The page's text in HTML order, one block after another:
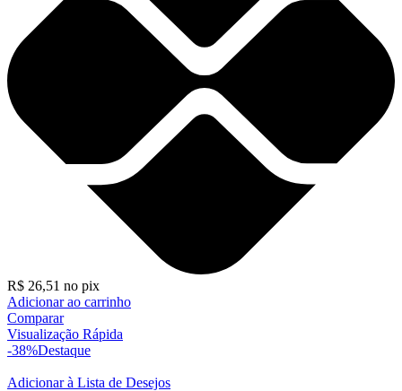
R$ 26,51 no pix
Adicionar ao carrinho
Comparar
Visualização Rápida
-38%Destaque
Adicionar à Lista de Desejos